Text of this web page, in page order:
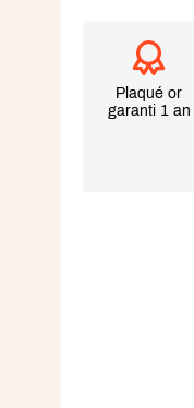
Plaqué or
garanti 1 an